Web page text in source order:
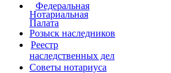
Федеральная
Нотариальная
Палата
Розыск наследников
Реестр
наследственных дел
Советы нотариуса